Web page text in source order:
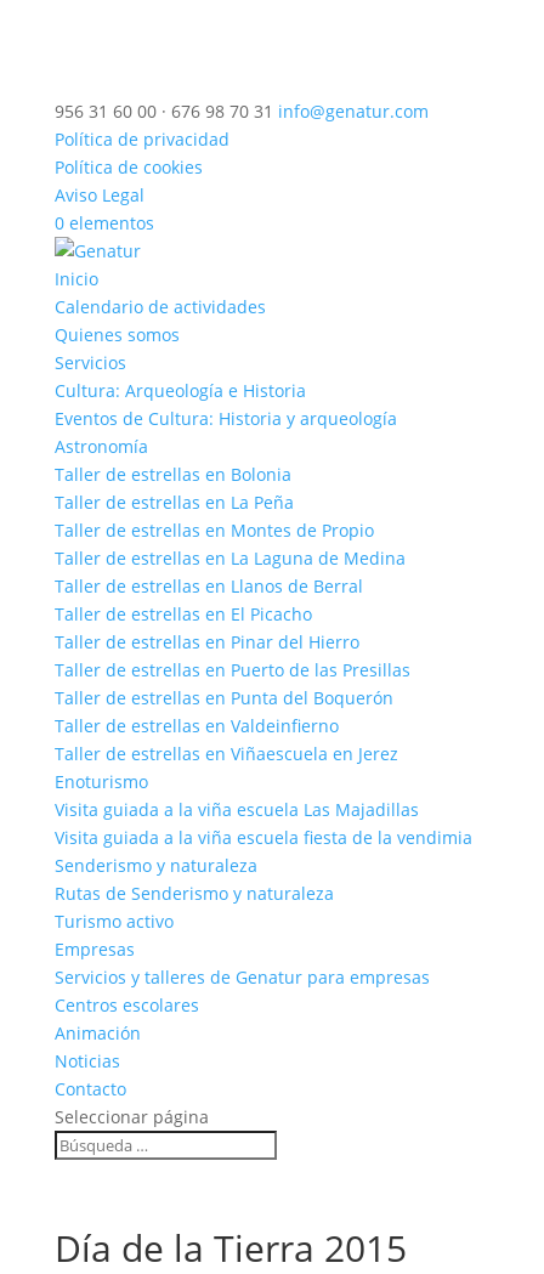
956 31 60 00 · 676 98 70 31 info@genatur.com
Política de privacidad
Política de cookies
Aviso Legal
0 elementos
Inicio
Calendario de actividades
Quienes somos
Servicios
Cultura: Arqueología e Historia
Eventos de Cultura: Historia y arqueología
Astronomía
Taller de estrellas en Bolonia
Taller de estrellas en La Peña
Taller de estrellas en Montes de Propio
Taller de estrellas en La Laguna de Medina
Taller de estrellas en Llanos de Berral
Taller de estrellas en El Picacho
Taller de estrellas en Pinar del Hierro
Taller de estrellas en Puerto de las Presillas
Taller de estrellas en Punta del Boquerón
Taller de estrellas en Valdeinfierno
Taller de estrellas en Viñaescuela en Jerez
Enoturismo
Visita guiada a la viña escuela Las Majadillas
Visita guiada a la viña escuela fiesta de la vendimia
Senderismo y naturaleza
Rutas de Senderismo y naturaleza
Turismo activo
Empresas
Servicios y talleres de Genatur para empresas
Centros escolares
Animación
Noticias
Contacto
Seleccionar página
Día de la Tierra 2015